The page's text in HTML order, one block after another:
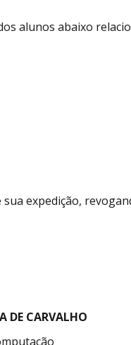
alunos abaixo
expedição,
DE CARVALHO